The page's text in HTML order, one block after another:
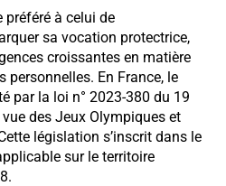
préféré à celui de
sa vocation protectrice,
croissantes en matière
personnelles. En France, le
par la loi n° 2023-380 du 19
des Jeux Olympiques et
législation s’inscrit dans le
sur le territoire